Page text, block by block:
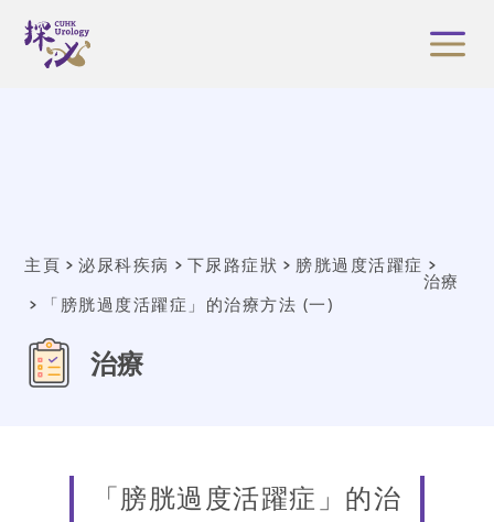
主頁 泌尿科疾病 下尿路症狀 膀胱過度活躍症
治療
「膀胱過度活躍症」的治療方法 (一)
治療
「膀胱過度活躍症」的治